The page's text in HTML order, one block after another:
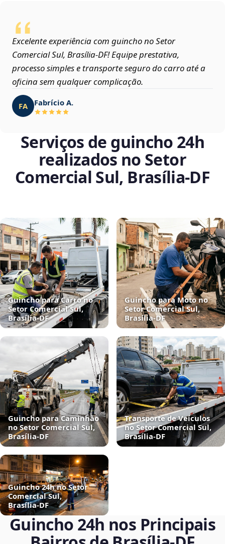
Excelente experiência com guincho no Setor
Comercial Sul, Brasília‑DF! Equipe prestativa,
processo simples e transporte seguro do carro até a
oficina sem qualquer complicação.
FA Fabrício A.
Serviços de guincho 24h
realizados no Setor
Comercial Sul, Brasília‑DF
Guincho para Carro no
Setor Comercial Sul,
Brasília‑DF
Guincho para Moto no
Setor Comercial Sul,
Brasília‑DF
Guincho para Caminhão
no Setor Comercial Sul,
Brasília‑DF
Transporte de Veículos
no Setor Comercial Sul,
Brasília‑DF
Guincho 24h no Setor
Comercial Sul,
Brasília‑DF
Guincho 24h nos Principais